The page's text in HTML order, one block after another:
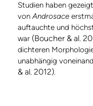
Studien haben
vonAndrosace
auftauchte und
war (Boucher & al.
dichteren
unabhängig
& al. 2012).